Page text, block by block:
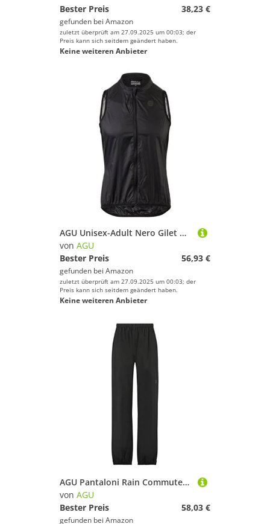
Bester Preis
38,23 €
gefunden bei Amazon
zuletzt überprüft am 27.09.2025 um 00:03; der
Preis kann sich seitdem geändert haben.
Keine weiteren Anbieter
AGU Unisex-Adult Nero Gilet Wind Body II Sport Uomo, L
von AGU
Bester Preis
56,93 €
gefunden bei Amazon
zuletzt überprüft am 27.09.2025 um 00:03; der
Preis kann sich seitdem geändert haben.
Keine weiteren Anbieter
AGU Pantaloni Rain Commuter Easy Nero
von AGU
Bester Preis
58,03 €
gefunden bei Amazon